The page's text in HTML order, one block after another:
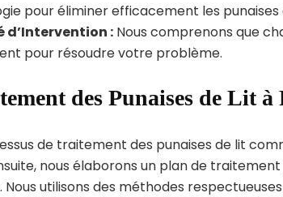
pour éliminer efficacement les
d’Intervention : Nous comprenons que
pour résoudre votre problème.
des Punaises de Lit à
de traitement des punaises de lit
nous élaborons un plan de
Nous utilisons des méthodes